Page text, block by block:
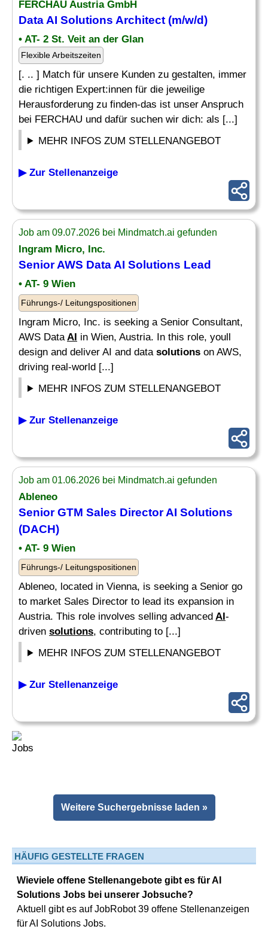
FERCHAU Austria GmbH
Data AI Solutions Architect (m/w/d)
• AT- 2 St. Veit an der Glan
Flexible Arbeitszeiten
[. .. ] Match für unsere Kunden zu gestalten, immer
die richtigen Expert:innen für die jeweilige
Herausforderung zu finden-das ist unser Anspruch
bei FERCHAU und dafür suchen wir dich: als [...]
MEHR INFOS ZUM STELLENANGEBOT
▶ Zur Stellenanzeige
Job am 09.07.2026 bei Mindmatch.ai gefunden
Ingram Micro, Inc.
Senior AWS Data AI Solutions Lead
• AT- 9 Wien
Führungs-/ Leitungspositionen
Ingram Micro, Inc. is seeking a Senior Consultant,
AWS DataAI in Wien, Austria. In this role, youll
design and deliver AI and data solutions on AWS,
driving real-world [...]
MEHR INFOS ZUM STELLENANGEBOT
▶ Zur Stellenanzeige
Job am 01.06.2026 bei Mindmatch.ai gefunden
Ableneo
Senior GTM Sales DirectorAI Solutions
(DACH)
• AT- 9 Wien
Führungs-/ Leitungspositionen
Ableneo, located in Vienna, is seeking a Senior go
to market Sales Director to lead its expansion in
Austria. This role involves selling advanced AI-
driven solutions, contributing to [...]
MEHR INFOS ZUM STELLENANGEBOT
▶ Zur Stellenanzeige
Weitere Suchergebnisse laden »
HÄUFIG GESTELLTE FRAGEN
Wieviele offene Stellenangebote gibt es für AI
Solutions Jobs bei unserer Jobsuche?
Aktuell gibt es auf JobRobot 39 offene Stellenanzeigen
für AI Solutions Jobs.